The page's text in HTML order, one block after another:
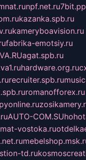
npf.net.ru
kazanka.spb.ru
kameryboavision.ru
fabrika-emotsiy.ru
agat.spb.ru
hardware.org.ru
recruiter.spb.ru
romanofforex.ru
AUTO-COM.SU
vostoka.ru
td.ru